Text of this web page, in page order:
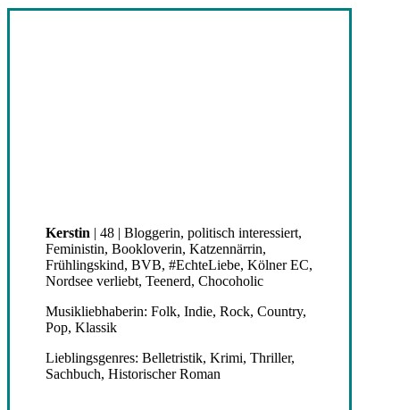
Kerstin | 48 | Bloggerin, politisch interessiert,
Feministin, Bookloverin, Katzennärrin,
Frühlingskind, BVB, #EchteLiebe, Kölner EC,
Nordsee verliebt, Teenerd, Chocoholic
Musikliebhaberin: Folk, Indie, Rock, Country,
Pop, Klassik
Lieblingsgenres: Belletristik, Krimi, Thriller,
Sachbuch, Historischer Roman